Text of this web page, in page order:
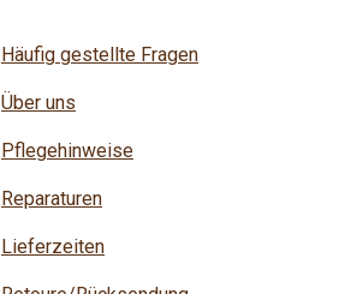
Häufig gestellte Fragen
Über uns
Pflegehinweise
Reparaturen
Lieferzeiten